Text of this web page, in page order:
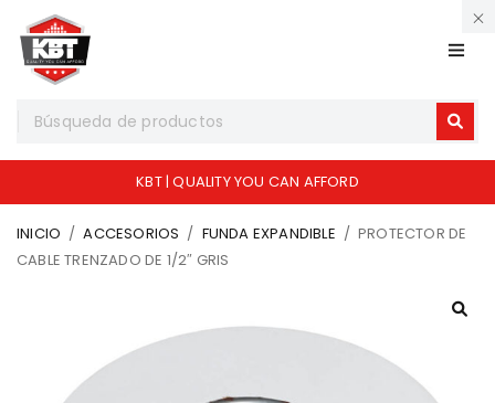
KBT | QUALITY YOU CAN AFFORD
INICIO / ACCESORIOS / FUNDA EXPANDIBLE / PROTECTOR DE
CABLE TRENZADO DE 1/2″ GRIS